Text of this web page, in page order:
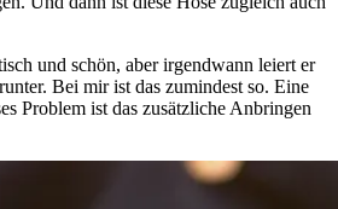
und schön, aber irgendwann leiert er
Bei mir ist das zumindest so. Eine
Problem ist das zusätzliche Anbringen